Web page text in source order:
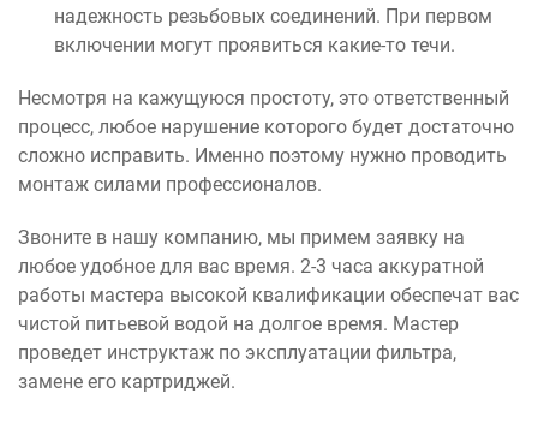
надежность резьбовых соединений. При первом
включении могут проявиться какие-то течи.
Несмотря на кажущуюся простоту, это ответственный
процесс, любое нарушение которого будет достаточно
сложно исправить. Именно поэтому нужно проводить
монтаж силами профессионалов.
Звоните в нашу компанию, мы примем заявку на
любое удобное для вас время. 2-3 часа аккуратной
работы мастера высокой квалификации обеспечат вас
чистой питьевой водой на долгое время. Мастер
проведет инструктаж по эксплуатации фильтра,
замене его картриджей.